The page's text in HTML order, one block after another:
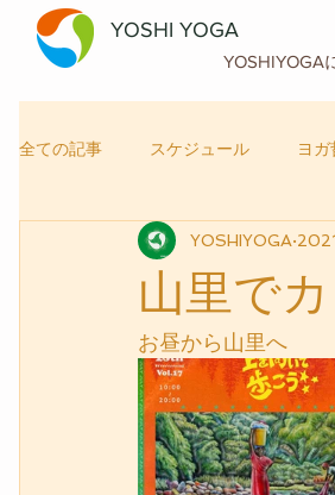
YOSHI YOGA
YOSHIYOGA
全ての記事 スケジュール ヨガ
自律神経メンテナンス ヨガ
山里で
YOSHIYOGA
お昼から山里へ